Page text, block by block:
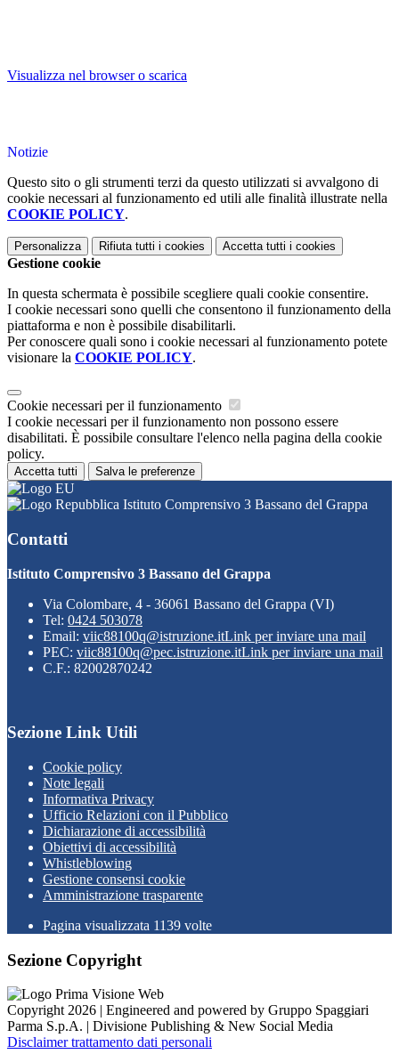
Visualizza nel browser o scarica
Notizie
Questo sito o gli strumenti terzi da questo utilizzati si avvalgono di
cookie necessari al funzionamento ed utili alle finalità illustrate nella
COOKIE POLICY.
Personalizza Rifiuta tutti i cookies Accetta tutti i cookies
Gestione cookie
In questa schermata è possibile scegliere quali cookie consentire.
I cookie necessari sono quelli che consentono il funzionamento della
piattaforma e non è possibile disabilitarli.
Per conoscere quali sono i cookie necessari al funzionamento potete
visionare la COOKIE POLICY.
Cookie necessari per il funzionamento
I cookie necessari per il funzionamento non possono essere
disabilitati. È possibile consultare l'elenco nella pagina della cookie
policy.
Accetta tutti Salva le preferenze
Istituto Comprensivo 3 Bassano del Grappa
Contatti
Istituto Comprensivo 3 Bassano del Grappa
Via Colombare, 4 - 36061 Bassano del Grappa (VI)
Tel: 0424 503078
Email: viic88100q@istruzione.itLink per inviare una mail
PEC: viic88100q@pec.istruzione.itLink per inviare una mail
C.F.: 82002870242
Sezione Link Utili
Cookie policy
Note legali
Informativa Privacy
Ufficio Relazioni con il Pubblico
Dichiarazione di accessibilità
Obiettivi di accessibilità
Whistleblowing
Gestione consensi cookie
Amministrazione trasparente
Pagina visualizzata 1139 volte
Sezione Copyright
Copyright 2026 | Engineered and powered by Gruppo Spaggiari
Parma S.p.A. | Divisione Publishing & New Social Media
Disclaimer trattamento dati personali